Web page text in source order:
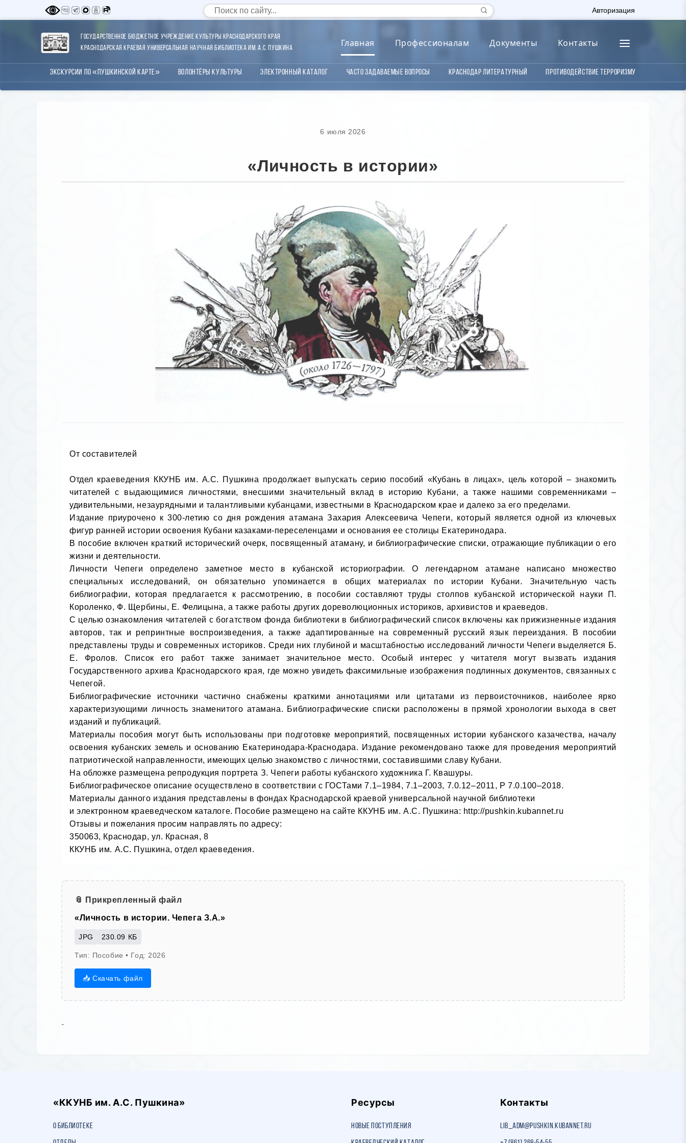
Авторизация
Государственное бюджетное учреждение культуры Краснодарского края
Краснодарская краевая универсальная научная библиотека им. А.С. Пушкина
Главная Профессионалам Документы Контакты
Экскурсии по «Пушкинской карте» Волонтёры Культуры Электронный каталог Часто задаваемые вопросы Краснодар литературный Противодействие терроризму
6 июля 2026
«Личность в истории»
От составителей
Отдел краеведения ККУНБ им. А.С. Пушкина продолжает выпускать серию пособий «Кубань в лицах», цель которой – знакомить
читателей с выдающимися личностями, внесшими значительный вклад в историю Кубани, а также нашими современниками –
удивительными, незаурядными и талантливыми кубанцами, известными в Краснодарском крае и далеко за его пределами.
Издание приурочено к 300-летию со дня рождения атамана Захария Алексеевича Чепеги, который является одной из ключевых
фигур ранней истории освоения Кубани казаками-переселенцами и основания ее столицы Екатеринодара.
В пособие включен краткий исторический очерк, посвященный атаману, и библиографические списки, отражающие публикации о его
жизни и деятельности.
Личности Чепеги определено заметное место в кубанской историографии. О легендарном атамане написано множество
специальных исследований, он обязательно упоминается в общих материалах по истории Кубани. Значительную часть
библиографии, которая предлагается к рассмотрению, в пособии составляют труды столпов кубанской исторической науки П.
Короленко, Ф. Щербины, Е. Фелицына, а также работы других дореволюционных историков, архивистов и краеведов.
С целью ознакомления читателей с богатством фонда библиотеки в библиографический список включены как прижизненные издания
авторов, так и репринтные воспроизведения, а также адаптированные на современный русский язык переиздания. В пособии
представлены труды и современных историков. Среди них глубиной и масштабностью исследований личности Чепеги выделяется Б.
Е. Фролов. Список его работ также занимает значительное место. Особый интерес у читателя могут вызвать издания
Государственного архива Краснодарского края, где можно увидеть факсимильные изображения подлинных документов, связанных с
Чепегой.
Библиографические источники частично снабжены краткими аннотациями или цитатами из первоисточников, наиболее ярко
характеризующими личность знаменитого атамана. Библиографические списки расположены в прямой хронологии выхода в свет
изданий и публикаций.
Материалы пособия могут быть использованы при подготовке мероприятий, посвященных истории кубанского казачества, началу
освоения кубанских земель и основанию Екатеринодара-Краснодара. Издание рекомендовано также для проведения мероприятий
патриотической направленности, имеющих целью знакомство с личностями, составившими славу Кубани.
На обложке размещена репродукция портрета З. Чепеги работы кубанского художника Г. Квашуры.
Библиографическое описание осуществлено в соответствии с ГОСТами 7.1–1984, 7.1–2003, 7.0.12–2011, Р 7.0.100–2018.
Материалы данного издания представлены в фондах Краснодарской краевой универсальной научной библиотеки
и электронном краеведческом каталоге. Пособие размещено на сайте ККУНБ им. А.С. Пушкина: http://pushkin.kubannet.ru
Отзывы и пожелания просим направлять по адресу:
350063, Краснодар, ул. Красная, 8
ККУНБ им. А.С. Пушкина, отдел краеведения.
📎 Прикрепленный файл
«Личность в истории. Чепега З.А.»
JPG 230.09 КБ
Тип: Пособие • Год: 2026
📥 Скачать файл
-
«ККУНБ им. А.С. Пушкина»
О библиотеке
Ресурсы
Новые поступления
Контакты
lib_adm@pushkin.kubannet.ru